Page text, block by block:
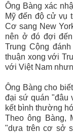
Ông Bàng xác
Mỹ đến độ cử vụ
Cơ sang New
nên ở đó đợi
Trung Cộng
thuận xong với
với Việt Nam
Ông Bàng cho
đại sứ quán "đâu
kết bình thường
Theo ông Bàng,
"dựa trên cơ sở